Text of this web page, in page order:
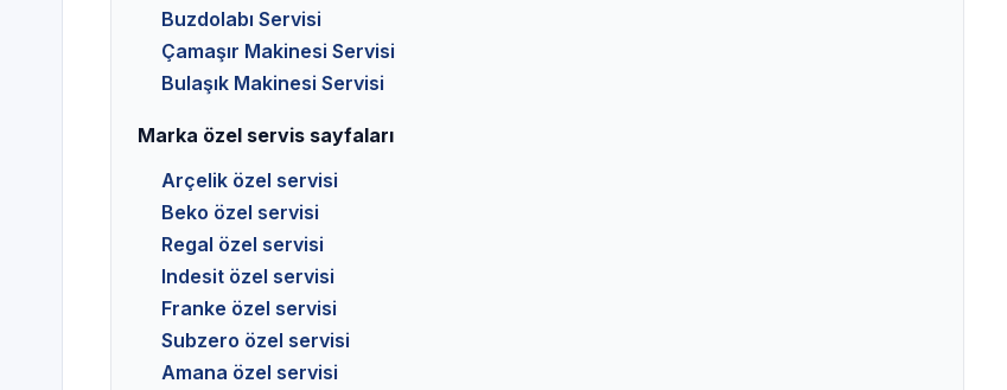
Buzdolabı Servisi
Çamaşır Makinesi Servisi
Bulaşık Makinesi Servisi
Marka özel servis sayfaları
Arçelik özel servisi
Beko özel servisi
Regal özel servisi
Indesit özel servisi
Franke özel servisi
Subzero özel servisi
Amana özel servisi